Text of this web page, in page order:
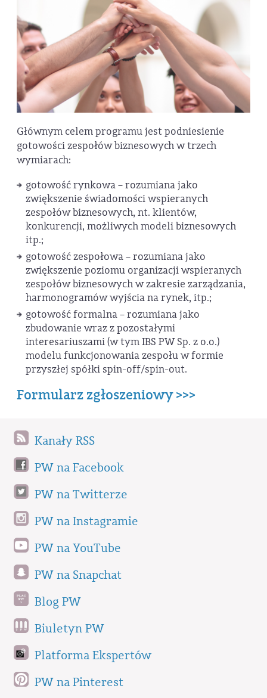
Głównym celem programu jest podniesienie
gotowości zespołów biznesowych w trzech
wymiarach:
gotowość rynkowa – rozumiana jako
zwiększenie świadomości wspieranych
zespołów biznesowych, nt. klientów,
konkurencji, możliwych modeli biznesowych
itp.;
gotowość zespołowa – rozumiana jako
zwiększenie poziomu organizacji wspieranych
zespołów biznesowych w zakresie zarządzania,
harmonogramów wyjścia na rynek, itp.;
gotowość formalna – rozumiana jako
zbudowanie wraz z pozostałymi
interesariuszami (w tym IBS PW Sp. z o.o.)
modelu funkcjonowania zespołu w formie
przyszłej spółki spin-off/spin-out.
Formularz zgłoszeniowy >>>
Kanały RSS
PW na Facebook
PW na Twitterze
PW na Instagramie
PW na YouTube
PW na Snapchat
Blog PW
Biuletyn PW
Platforma Ekspertów
PW na Pinterest